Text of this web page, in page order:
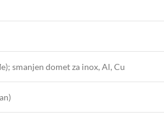
smanjen domet za inox, Al, Cu